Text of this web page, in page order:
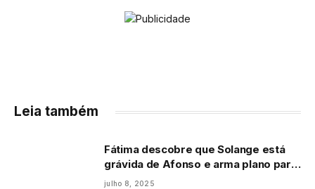
Leia também
Fátima descobre que Solange está
grávida de Afonso e arma plano para
fazê-la perder os bebês
julho 8, 2025